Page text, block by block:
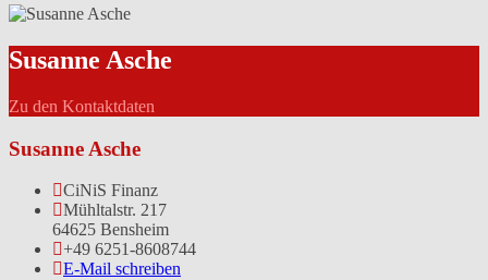
Susanne Asche
Zu den Kontaktdaten
Susanne Asche
CiNiS Finanz
Mühltalstr. 217
64625 Bensheim
+49 6251-8608744
E-Mail schreiben